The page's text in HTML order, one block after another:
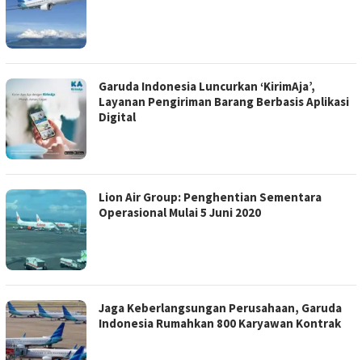
Garuda Indonesia Luncurkan ‘KirimAja’,
Layanan Pengiriman Barang Berbasis Aplikasi
Digital
Lion Air Group: Penghentian Sementara
Operasional Mulai 5 Juni 2020
Jaga Keberlangsungan Perusahaan, Garuda
Indonesia Rumahkan 800 Karyawan Kontrak